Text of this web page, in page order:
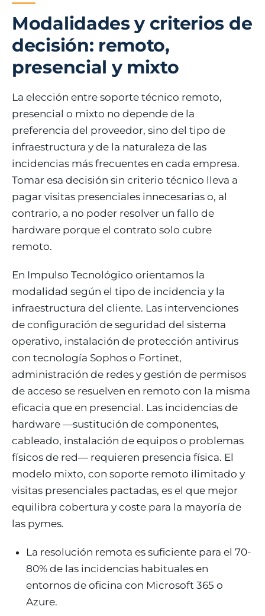
Modalidades y criterios de
decisión: remoto,
presencial y mixto
La elección entre soporte técnico remoto,
presencial o mixto no depende de la
preferencia del proveedor, sino del tipo de
infraestructura y de la naturaleza de las
incidencias más frecuentes en cada empresa.
Tomar esa decisión sin criterio técnico lleva a
pagar visitas presenciales innecesarias o, al
contrario, a no poder resolver un fallo de
hardware porque el contrato solo cubre
remoto.
En Impulso Tecnológico orientamos la
modalidad según el tipo de incidencia y la
infraestructura del cliente. Las intervenciones
de configuración de seguridad del sistema
operativo, instalación de protección antivirus
con tecnología Sophos o Fortinet,
administración de redes y gestión de permisos
de acceso se resuelven en remoto con la misma
eficacia que en presencial. Las incidencias de
hardware —sustitución de componentes,
cableado, instalación de equipos o problemas
físicos de red— requieren presencia física. El
modelo mixto, con soporte remoto ilimitado y
visitas presenciales pactadas, es el que mejor
equilibra cobertura y coste para la mayoría de
las pymes.
La resolución remota es suficiente para el 70-
80% de las incidencias habituales en
entornos de oficina con Microsoft 365 o
Azure.